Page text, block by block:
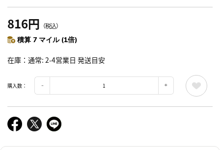
816円 （税込）
積算 7 マイル (1倍)
在庫 通常: 2-4営業日 発送目安
購入数：